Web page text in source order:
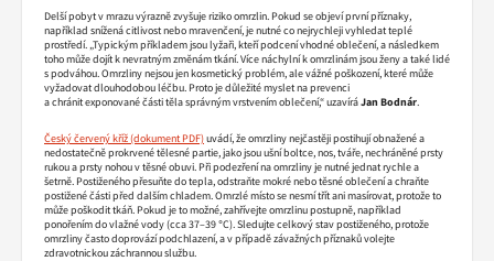
Delší pobyt v mrazu výrazně zvyšuje riziko omrzlin. Pokud se objeví první příznaky,
například snížená citlivost nebo mravenčení, je nutné co nejrychleji vyhledat teplé
prostředí. „Typickým příkladem jsou lyžaři, kteří podcení vhodné oblečení, a následkem
toho může dojít k nevratným změnám tkání. Více náchylní k omrzlinám jsou ženy a také lidé
s podváhou. Omrzliny nejsou jen kosmetický problém, ale vážné poškození, které může
vyžadovat dlouhodobou léčbu. Proto je důležité myslet na prevenci
a chránit exponované části těla správným vrstvením oblečení,“ uzavíráJan Bodnár.
Český červený kříž
uvádí, že omrzliny nejčastěji postihují obnažené a
nedostatečně prokrvené tělesné partie, jako jsou ušní boltce, nos, tváře, nechráněné prsty
rukou a prsty nohou v těsné obuvi. Při podezření na omrzliny je nutné jednat rychle a
šetrně. Postiženého přesuňte do tepla, odstraňte mokré nebo těsné oblečení a chraňte
postižené části před dalším chladem. Omrzlé místo se nesmí třít ani masírovat, protože to
může poškodit tkáň. Pokud je to možné, zahřívejte omrzlinu postupně, například
ponořením do vlažné vody (cca 37–39 °C). Sledujte celkový stav postiženého, protože
omrzliny často doprovází podchlazení, a v případě závažných příznaků volejte
zdravotnickou záchrannou službu.